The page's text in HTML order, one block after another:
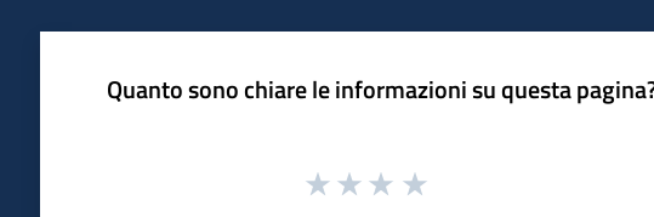
Quanto sono chiare le informazioni su questa